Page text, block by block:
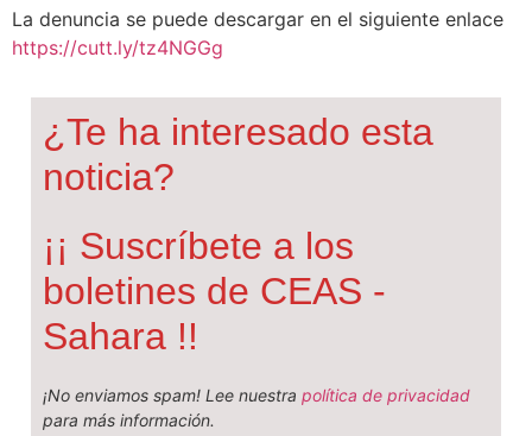
La denuncia se puede descargar en el siguiente enlace
https://cutt.ly/tz4NGGg
¿Te ha interesado esta
noticia?
¡¡ Suscríbete a los
boletines de CEAS -
Sahara !!
¡No enviamos spam! Lee nuestra política de privacidad
para más información.